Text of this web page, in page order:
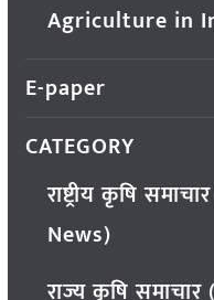
Agriculture in
E-paper
CATEGORY
राष्ट्रीय कृषि
News)
राज्य कृषि